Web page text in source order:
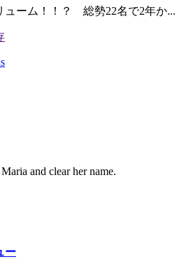
ューム！！？ 総勢22名で2年か...
and clear her name.
ー